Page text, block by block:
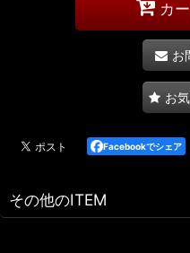
カ
お
お
Facebookでシェア
その他のITEM